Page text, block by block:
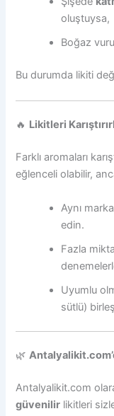
oluştuysa,
Boğaz
Bu durumda likiti
🔥 Likitleri
Farklı aromaları
eğlenceli olabilir,
Aynı
edin.
Fazla
Uyumlu
sütlü)
🌿
Antalyalikit.com
güvenilir likitleri